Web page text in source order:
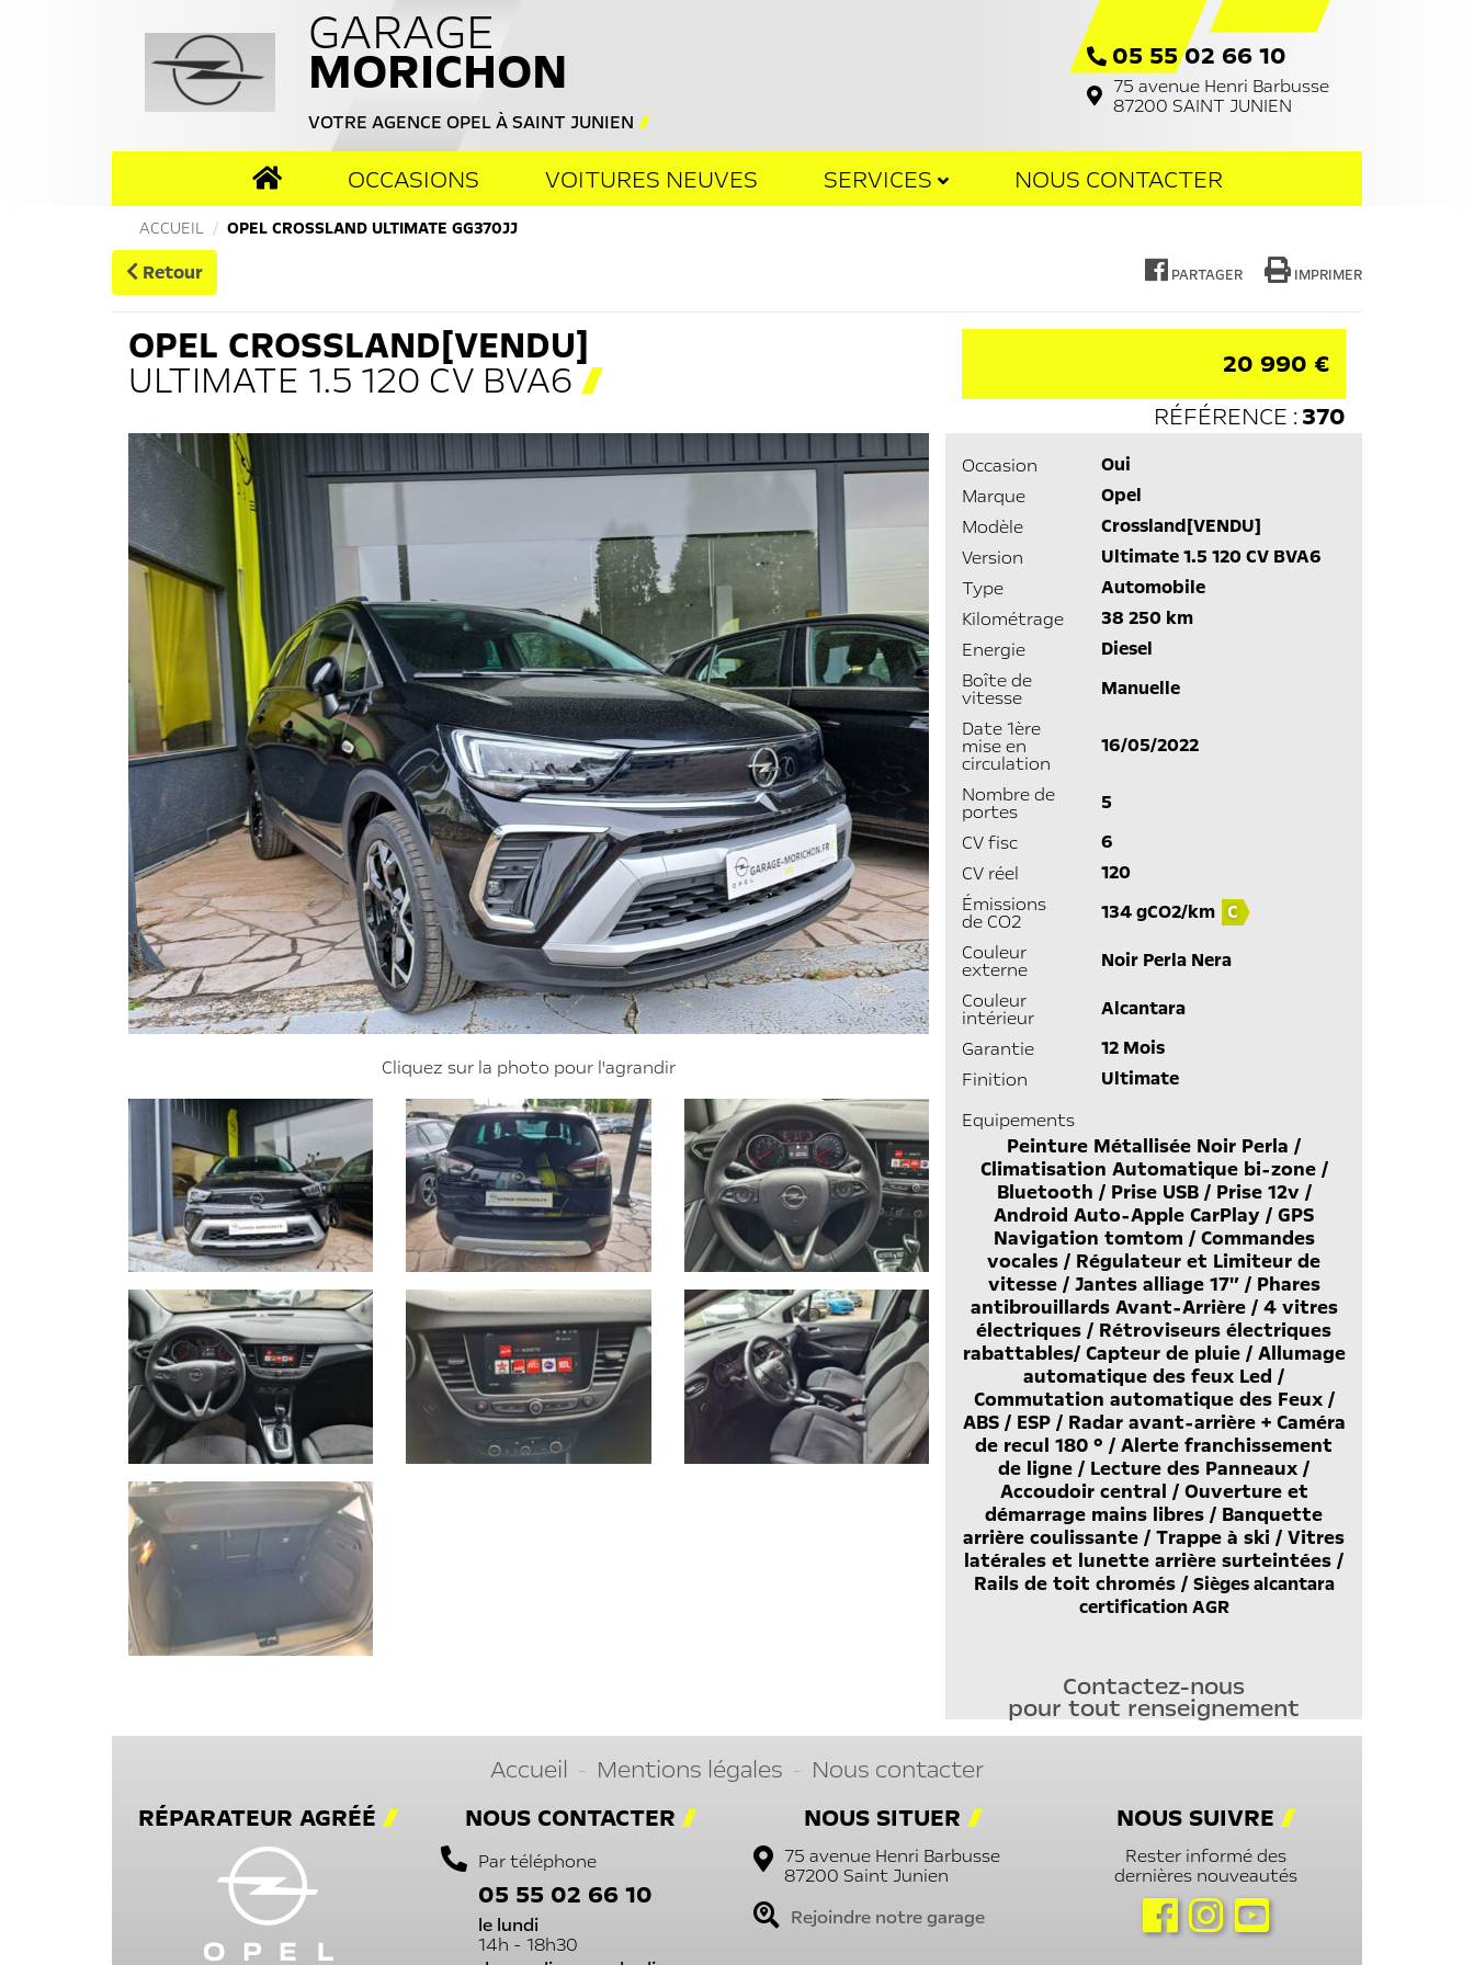
GARAGE
MORICHON
VOTRE AGENCE OPEL À SAINT JUNIEN
05 55 02 66 10
75 avenue Henri Barbusse
87200 SAINT JUNIEN
ACCUEILOCCASIONS VOITURES NEUVES SERVICES NOUS CONTACTER
ACCUEIL OPEL CROSSLAND ULTIMATE GG370JJ
Retour PARTAGER IMPRIMER
OPEL CROSSLAND[VENDU]
ULTIMATE 1.5 120 CV BVA6 20 990 €
RÉFÉRENCE :370
Cliquez sur la photo pour l'agrandir
Occasion Oui
Marque Opel
Modèle Crossland[VENDU]
Version Ultimate 1.5 120 CV BVA6
Type Automobile
Kilométrage 38 250 km
Energie Diesel
Boîte de
vitesse Manuelle
Date 1ère
mise en
circulation
16/05/2022
Nombre de
portes 5
CV fisc 6
CV réel 120
Émissions
de CO2 134 gCO2/km C
Couleur
externe Noir Perla Nera
Couleur
intérieur Alcantara
Garantie 12 Mois
Finition Ultimate
Equipements
Peinture Métallisée Noir Perla /
Climatisation Automatique bi-zone /
Bluetooth / Prise USB / Prise 12v /
Android Auto-Apple CarPlay / GPS
Navigation tomtom / Commandes
vocales / Régulateur et Limiteur de
vitesse / Jantes alliage 17'’ / Phares
antibrouillards Avant-Arrière / 4 vitres
électriques / Rétroviseurs électriques
rabattables/ Capteur de pluie / Allumage
automatique des feux Led /
Commutation automatique des Feux /
ABS / ESP / Radar avant-arrière + Caméra
de recul 180 ° / Alerte franchissement
de ligne / Lecture des Panneaux /
Accoudoir central / Ouverture et
démarrage mains libres / Banquette
arrière coulissante / Trappe à ski / Vitres
latérales et lunette arrière surteintées /
Rails de toit chromés / Sièges alcantara
certification AGR
Contactez-nous
pour tout renseignement
Accueil Mentions légales Nous contacter
RÉPARATEUR AGRÉÉ NOUS CONTACTER
Par téléphone
05 55 02 66 10
le lundi
14h - 18h30
NOUS SITUER
75 avenue Henri Barbusse
87200 Saint Junien
Rejoindre notre garage
NOUS SUIVRE
Rester informé des
dernières nouveautés
Nous suivre sur Facebook
Nous suivre sur Instagram
Nous suivre sur notre